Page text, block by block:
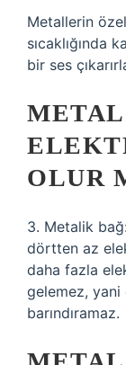
Metallerin
sıcaklığında
bir ses
OLUR
3. Metalik
dörtten az
daha fazla
gelemez, yani
barındıramaz.